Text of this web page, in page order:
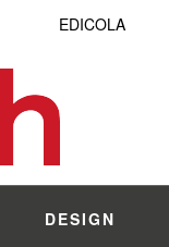
EDICOLA
DESIGN